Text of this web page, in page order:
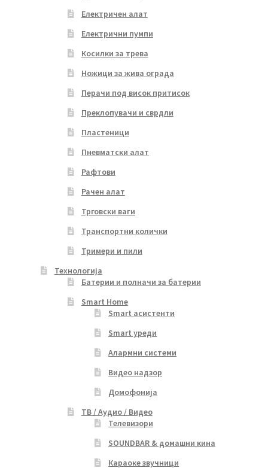
Електричен алат
Електрични пумпи
Косилки за трева
Ножици за жива ограда
Перачи под висок притисок
Преклопувачи и сврдли
Пластеници
Пневматски алат
Рафтови
Рачен алат
Трговски ваги
Транспортни колички
Тримери и пили
Технологија
Батерии и полначи за батерии
Smart Home
Smart асистенти
Smart уреди
Алармни системи
Видео надзор
Домофонија
ТВ / Аудио / Видео
Телевизори
SOUNDBAR & домашни кина
Караоке звучници